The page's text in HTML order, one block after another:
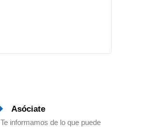
Asóciate
Te informamos de lo que puede